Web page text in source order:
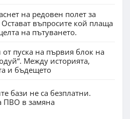
на редовен полет за
въпросите кой плаща
на пътуването.
пуска на първия блок на
Между историята,
и бъдещето
бази не са безплатни.
ПВО в замяна